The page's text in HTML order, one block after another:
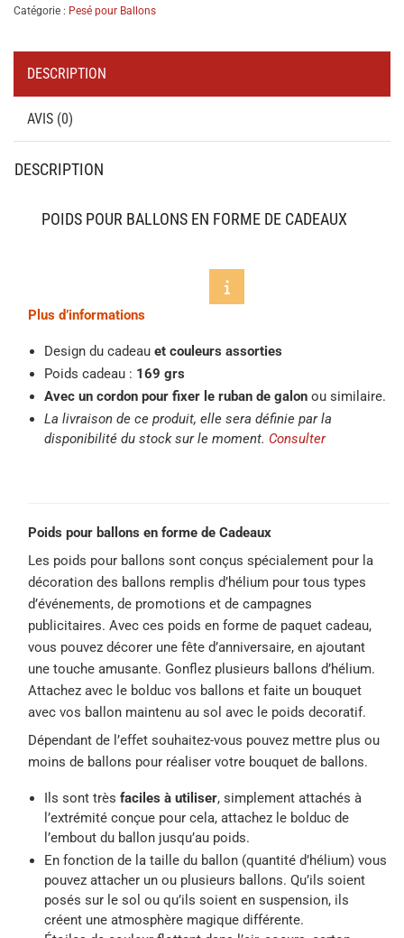
Catégorie : Pesé pour Ballons
DESCRIPTION
AVIS (0)
DESCRIPTION
POIDS POUR BALLONS EN FORME DE CADEAUX
Plus d’informations
Design du cadeau et couleurs assorties
Poids cadeau : 169 grs
Avec un cordon pour fixer le ruban de galon ou similaire.
La livraison de ce produit, elle sera définie par la
disponibilité du stock sur le moment. Consulter
Poids pour ballons en forme de Cadeaux
Les poids pour ballons sont conçus spécialement pour la
décoration des ballons remplis d’hélium pour tous types
d’événements, de promotions et de campagnes
publicitaires. Avec ces poids en forme de paquet cadeau,
vous pouvez décorer une fête d’anniversaire, en ajoutant
une touche amusante. Gonflez plusieurs ballons d’hélium.
Attachez avec le bolduc vos ballons et faite un bouquet
avec vos ballon maintenu au sol avec le poids decoratif.
Dépendant de l’effet souhaitez-vous pouvez mettre plus ou
moins de ballons pour réaliser votre bouquet de ballons.
Ils sont très faciles à utiliser, simplement attachés à
l’extrémité conçue pour cela, attachez le bolduc de
l’embout du ballon jusqu’au poids.
En fonction de la taille du ballon (quantité d’hélium) vous
pouvez attacher un ou plusieurs ballons. Qu’ils soient
posés sur le sol ou qu’ils soient en suspension, ils
créent une atmosphère magique différente.